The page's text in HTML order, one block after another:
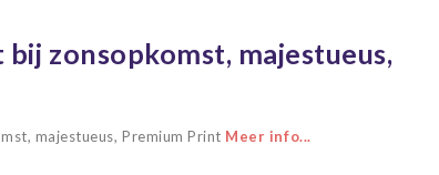
zonsopkomst, majestueus,
majestueus, Premium Print Meer info...